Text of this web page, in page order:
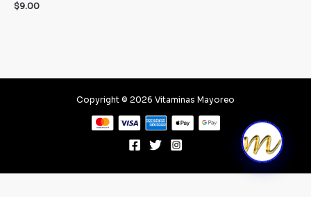
$9.00
Copyright © 2026 Vitaminas Mayoreo